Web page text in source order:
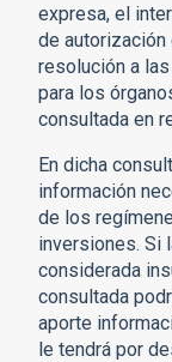
expresa, el
de autorización
resolución a
para los
consultada en
En dicha
información
de los
inversiones. Si
considerada
consultada
aporte
le tendrá por